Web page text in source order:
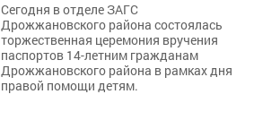
Сегодня в отделе ЗАГС
Дрожжановского района состоялась
торжественная церемония вручения
паспортов 14-летним гражданам
Дрожжановского района в рамках дня
правой помощи детям.